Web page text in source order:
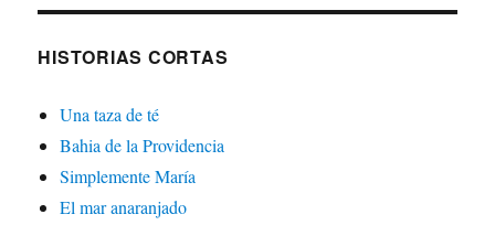
HISTORIAS CORTAS
Una taza de té
Bahia de la Providencia
Simplemente María
El mar anaranjado